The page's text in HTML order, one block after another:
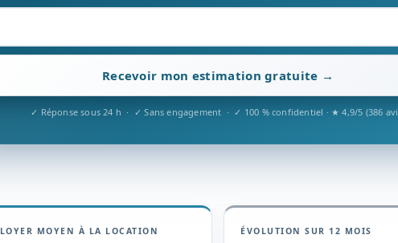
Recevoir mon estimation gratuite →
✓ Réponse sous 24 h · ✓ Sans engagement · ✓ 100 % confidentiel · ★ 4,9/5 (386
LOYER MOYEN À LA LOCATION ÉVOLUTION SUR 12 MOIS